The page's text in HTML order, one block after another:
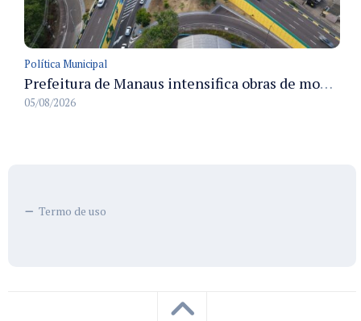
Política Municipal
Prefeitura de Manaus intensifica obras de modernização no viaduto Miguel Arraes para ampliar segurança e acessibilidade na região
05/08/2026
Termo de uso